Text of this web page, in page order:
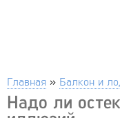
Главная » Балкон и
Надо ли